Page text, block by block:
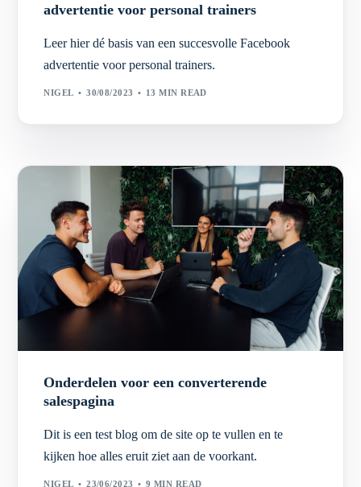
advertentie voor personal trainers
Leer hier dé basis van een succesvolle Facebook
advertentie voor personal trainers.
NIGEL 30/08/2023 13 MIN READ
Onderdelen voor een converterende
salespagina
Dit is een test blog om de site op te vullen en te
kijken hoe alles eruit ziet aan de voorkant.
NIGEL 23/06/2023 9 MIN READ